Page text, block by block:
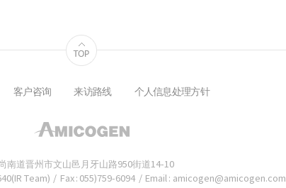
客户咨询 来访路线 个人信息处理方针
南道晋州市文山邑月牙山路950街道14-10
Team) / Fax : 055)759-6094 / Email : amicogen@amicogen.com